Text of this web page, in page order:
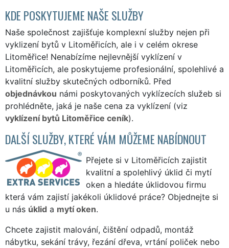
KDE POSKYTUJEME NAŠE SLUŽBY
Naše společnost zajišťuje komplexní služby nejen při
vyklizení bytů v Litoměřicích, ale i v celém okrese
Litoměřice! Nenabízíme nejlevnější vyklízení v
Litoměřicích, ale poskytujeme profesionální, spolehlivé a
kvalitní služby skutečných odborníků. Před
objednávkou námi poskytovaných vyklízecích služeb si
prohlédněte, jaká je naše cena za vyklízení (viz
vyklízení bytů Litoměřice ceník).
DALŠÍ SLUŽBY, KTERÉ VÁM MŮŽEME NABÍDNOUT
Přejete si v Litoměřicích zajistit
kvalitní a spolehlivý úklid či mytí
oken a hledáte úklidovou firmu
která vám zajistí jakékoli úklidové práce? Objednejte si
u nás úklid a mytí oken.
Chcete zajistit malování, čištění odpadů, montáž
nábytku, sekání trávy, řezání dřeva, vrtání poliček nebo